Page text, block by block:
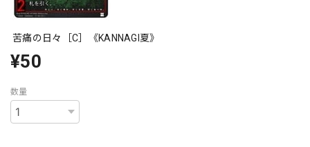
苦痛の日々［C］《KANNAGI夏》
¥50
数量